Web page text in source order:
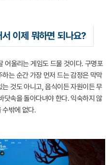
이제 뭐하면 되나요?
어울리는 게임도 드물 것이다. 구명포
는 순간 가장 먼저 드는 감정은 막막
것도 아니고, 음식이든 자원이든 무
닷속을 돌아다녀야 한다. 익숙하지 않
수밖에 없다.